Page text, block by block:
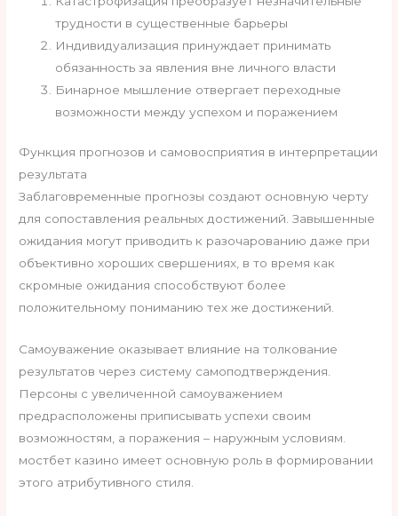
трудности в существенные барьеры
Индивидуализация принуждает принимать
обязанность за явления вне личного власти
Бинарное мышление отвергает переходные
возможности между успехом и поражением
Функция прогнозов и самовосприятия в интерпретации
результата
Заблаговременные прогнозы создают основную черту
для сопоставления реальных достижений. Завышенные
ожидания могут приводить к разочарованию даже при
объективно хороших свершениях, в то время как
скромные ожидания способствуют более
положительному пониманию тех же достижений.
Самоуважение оказывает влияние на толкование
результатов через систему самоподтверждения.
Персоны с увеличенной самоуважением
предрасположены приписывать успехи своим
возможностям, а поражения – наружным условиям.
мостбет казино имеет основную роль в формировании
этого атрибутивного стиля.